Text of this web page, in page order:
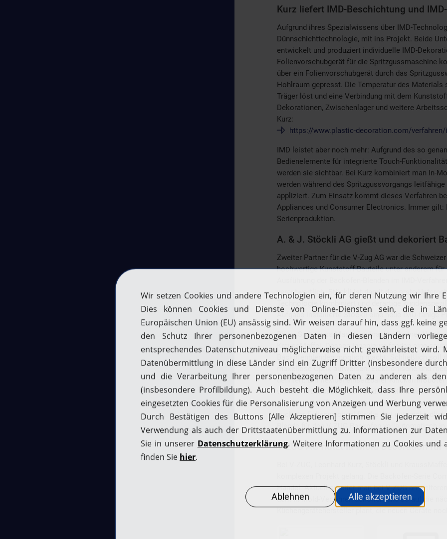
Kurz liefert IMD-Beschichtung und
Aufgrund ihres Spezialwissens über IMD-
Dünnschichttechnologie, mit ins Projekt. Beide
entwickelt und produziert individuelle IMD-
Folienvorschubgerät für die Spritzgussmaschine
über ein Folienvorschubgerät durch das
Hohlraum gepresst. Die Temperatur des
Träger löst und eine Verbindung mit dem
Dekorationen, Zwischenlager und weitere
Kurz:
https://www.plastic-decoration.com/
IMD leistet aber noch mehr: Aufgrund des so
Bedienelemente für integrierte Touch-
werden sie sichtbar. Bei Kurz kombiniert man In-
werden während des Spritzgussvorgangs
appliziert. Zum Einsatz kommt dieses Verfahren
Appliances und Consumer Electronics. Immer
Serienproduktion.
A. & J. Stöckli AG gießt und dekoriert
Zweiter Partner für die V-Zug AG war die
hochwertige Kunststoff-Bauteile unter anderem
verantwortlich. Stöckli ist damit das erste
Technologie kombiniert und derartige
Aufgabe installierte Stöckli eine neue IMD-fähige
Diese Spritzguss-Maschine brachte Partner
KraussMaffei. Dessen Ingenieure fanden eine
Backofenblenden möglich macht: Schließlich soll
makellose Optik aufweisen. Elektronische und
definiert. Ein flexibel einsetzbarer
weitere Prozessschritte. Für die In-Mold
der KraussMaffei-Maschine ein. Aufgrund ihrer
auch der Folienwechsel für die drei
Blende für den V-ZUG Backofen vollautomatisch
V-ZUG AG nutzt In-Mold Decoration
Handel. Aktuell arbeitet man bei V-ZUG an
dem In-Mold-Verfahren dekoriert und so auf die
Küchengerätehersteller plant, die neuen Geräte